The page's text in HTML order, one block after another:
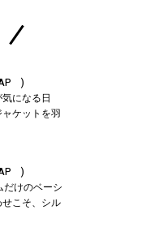
)
になる日
ケットを羽
)
だけのベーシ
こそ、シル